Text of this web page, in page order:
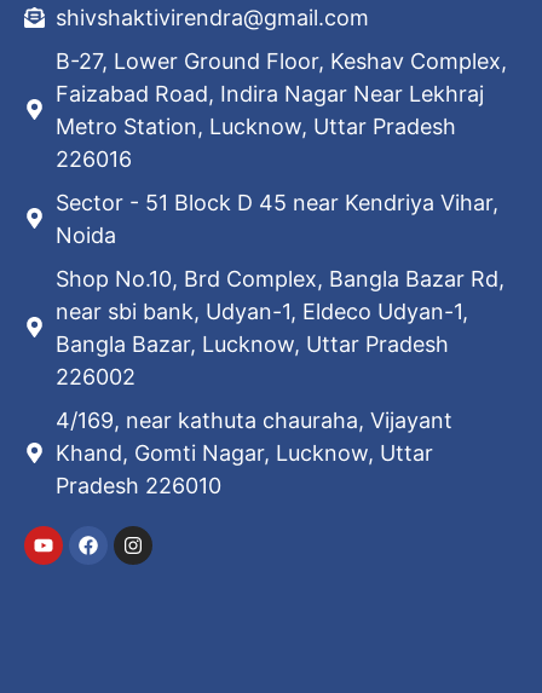
shivshaktivirendra@gmail.com
B-27, Lower Ground Floor, Keshav Complex,
Faizabad Road, Indira Nagar Near Lekhraj
Metro Station, Lucknow, Uttar Pradesh
226016
Sector - 51 Block D 45 near Kendriya Vihar,
Noida
Shop No.10, Brd Complex, Bangla Bazar Rd,
near sbi bank, Udyan-1, Eldeco Udyan-1,
Bangla Bazar, Lucknow, Uttar Pradesh
226002
4/169, near kathuta chauraha, Vijayant
Khand, Gomti Nagar, Lucknow, Uttar
Pradesh 226010